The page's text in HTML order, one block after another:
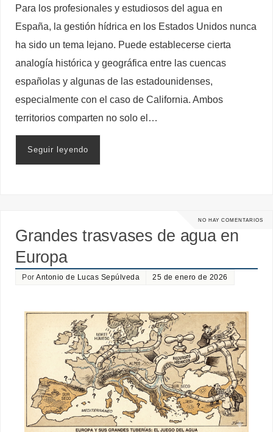
Para los profesionales y estudiosos del agua en
España, la gestión hídrica en los Estados Unidos nunca
ha sido un tema lejano. Puede establecerse cierta
analogía histórica y geográfica entre las cuencas
españolas y algunas de las estadounidenses,
especialmente con el caso de California. Ambos
territorios comparten no solo el…
Seguir leyendo
NO HAY COMENTARIOS
Grandes trasvases de agua en
Europa
PorAntonio de Lucas Sepúlveda 25 de enero de 2026